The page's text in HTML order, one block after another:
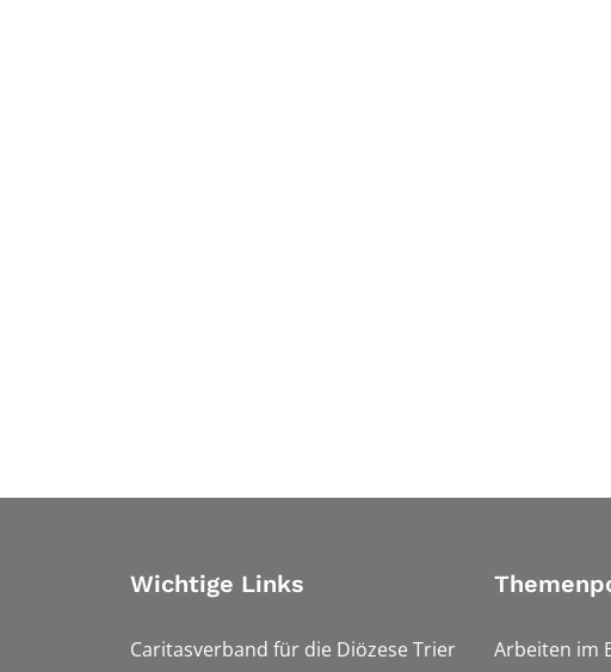
Wichtige Links
Caritasverband für die Diözese Trier
Arbeiten im